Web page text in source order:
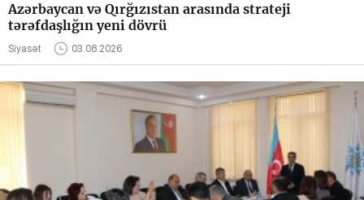
Azərbaycan və Qırğızıstan arasında strateji
tərəfdaşlığın yeni dövrü
Siyasət 03.08.2026